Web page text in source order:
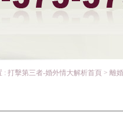
: 打擊第三者-婚外情大解析首頁 > 離